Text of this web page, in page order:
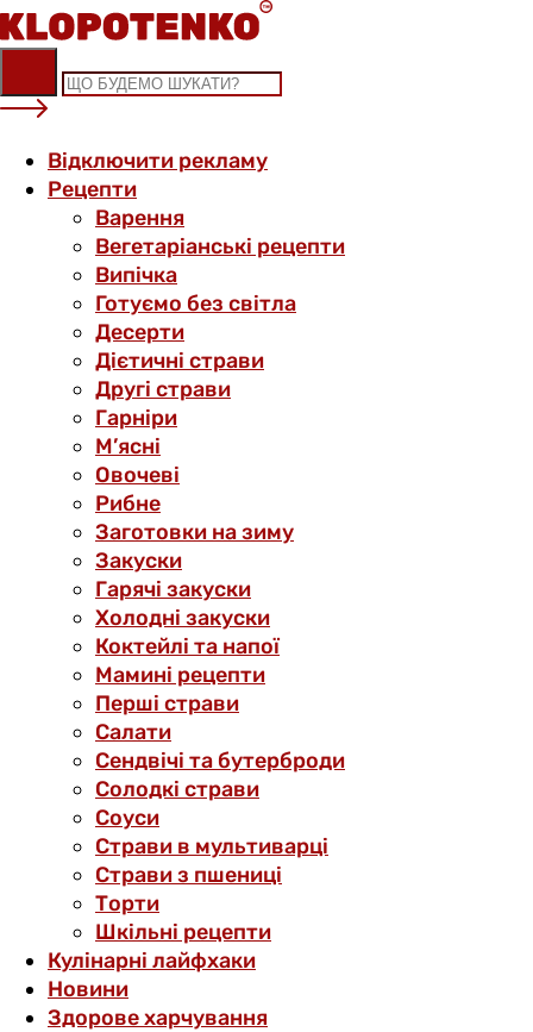
Skip
to
content
Відключити рекламу
Рецепти
Варення
Вегетаріанські рецепти
Випічка
Готуємо без світла
Десерти
Дієтичні страви
Другі страви
Гарніри
М’ясні
Овочеві
Рибне
Заготовки на зиму
Закуски
Гарячі закуски
Холодні закуски
Коктейлі та напої
Мамині рецепти
Перші страви
Салати
Сендвічі та бутерброди
Солодкі страви
Соуси
Страви в мультиварці
Страви з пшениці
Торти
Шкільні рецепти
Кулінарні лайфхаки
Новини
Здорове харчування